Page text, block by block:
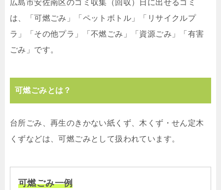
広島市安佐南区のゴミ収集（回収）日に出せるゴミ
は、「可燃ごみ」「ペットボトル」「リサイクルプ
ラ」「その他プラ」「不燃ごみ」「資源ごみ」「有害
ごみ」です。
可燃ごみとは？
台所ごみ、再生のきかない紙くず、木くず・せん定木
くずなどは、可燃ごみとして扱われています。
可燃ごみ一例